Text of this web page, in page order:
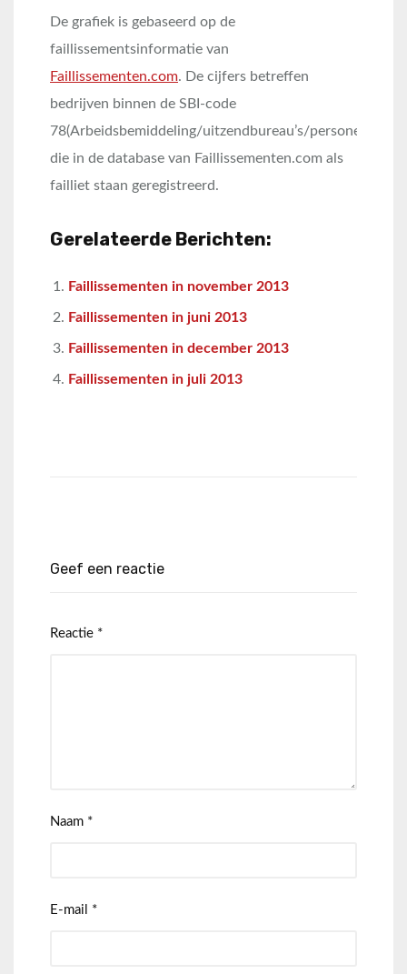
De grafiek is gebaseerd op de
faillissementsinformatie van
Faillissementen.com. De cijfers betreffen
bedrijven binnen de SBI-code
78(Arbeidsbemiddeling/uitzendbureau’s/
die in de database van Faillissementen.com als
failliet staan geregistreerd.
Gerelateerde Berichten:
Faillissementen in november 2013
Faillissementen in juni 2013
Faillissementen in december 2013
Faillissementen in juli 2013
Geef een reactie
Reactie *
Naam *
E-mail *